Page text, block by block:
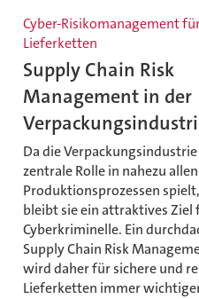
Cyber-Risikomanagement
Lieferketten
Supply Chain Risk
Management in der
Da die
zentrale Rolle in nahezu allen
Produktionsprozessen
bleibt sie ein attraktives Ziel
Cyberkriminelle. Ein
Supply Chain Risk
wird daher für sichere und
Lieferketten immer